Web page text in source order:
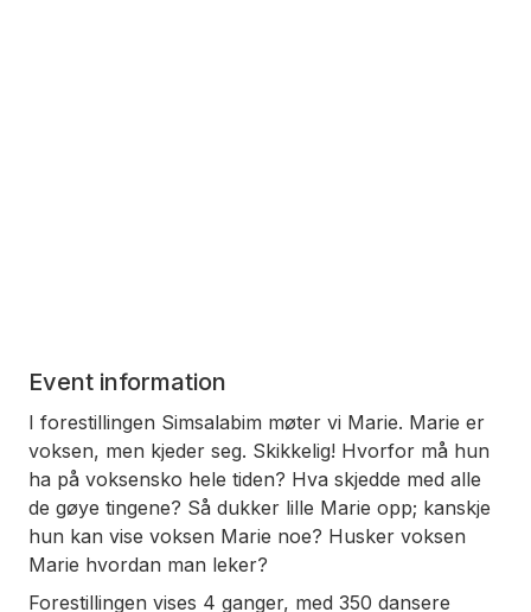
Event information
I forestillingen Simsalabim møter vi Marie. Marie er
voksen, men kjeder seg. Skikkelig! Hvorfor må hun
ha på voksensko hele tiden? Hva skjedde med alle
de gøye tingene? Så dukker lille Marie opp; kanskje
hun kan vise voksen Marie noe? Husker voksen
Marie hvordan man leker?
Forestillingen vises 4 ganger, med 350 dansere